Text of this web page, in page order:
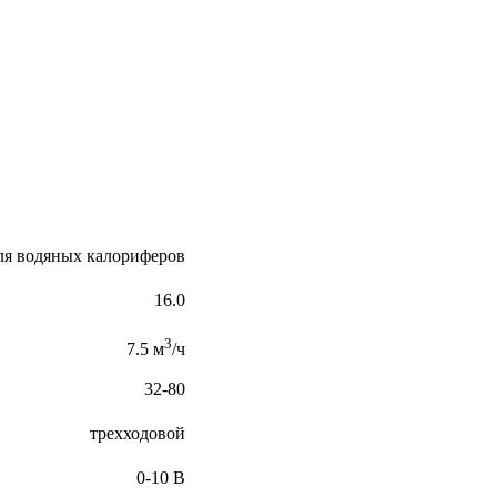
водяных калориферов
16.0
7.5 м3/ч
32-80
трехходовой
0-10 В